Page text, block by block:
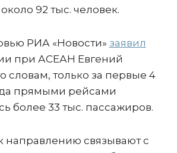
92 тыс. человек.
РИА «Новости» заявил
при АСЕАН Евгений
словам, только за первые 4
прямыми рейсами
более 33 тыс. пассажиров.
направлению связывают с